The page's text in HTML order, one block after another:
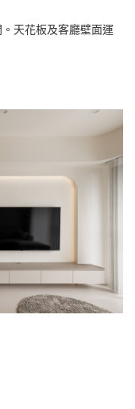
天花板及客廳壁面運